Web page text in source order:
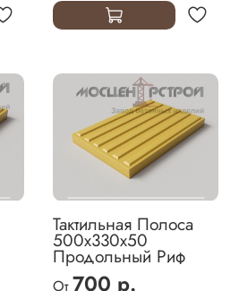
Тактильная Полоса
500х330х50
Продольный Риф
От 700 р.